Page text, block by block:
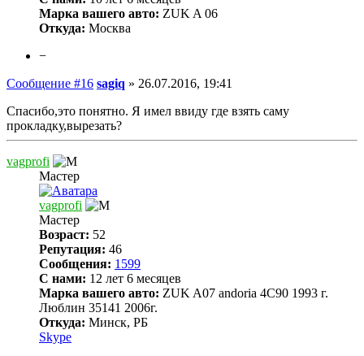
Марка вашего авто: ZUK A 06
Откуда: Москва
−
Сообщение #16 sagiq » 26.07.2016, 19:41
Спасибо,это понятно. Я имел ввиду где взять саму
прокладку,вырезать?
vagprofi
Мастер
vagprofi
Мастер
Возраст: 52
Репутация: 46
Сообщения: 1599
С нами: 12 лет 6 месяцев
Марка вашего авто: ZUK A07 andoria 4C90 1993 г.
Люблин 35141 2006г.
Откуда: Минск, РБ
Skype